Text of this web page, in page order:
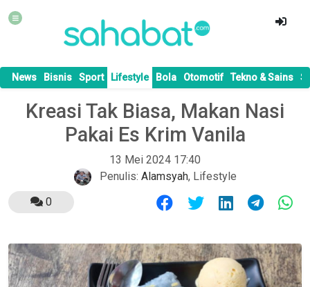
News Bisnis Sport Lifestyle Bola Otomotif Tekno & Sains
Kreasi Tak Biasa, Makan Nasi
Pakai Es Krim Vanila
13 Mei 2024 17:40
Penulis: Alamsyah, Lifestyle
0